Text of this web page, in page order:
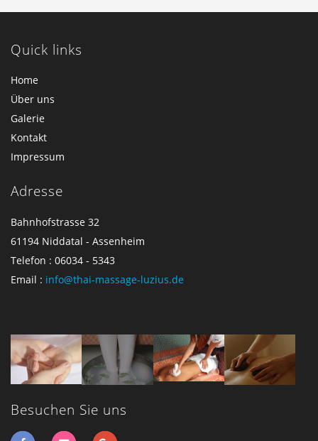
Quick links
Home
Über uns
Galerie
Kontakt
Impressum
Adresse
Bahnhofstrasse 32
61194 Niddatal - Assenheim
Telefon : 06034 - 5343
Email : info@thai-massage-luzius.de
Besuchen Sie uns